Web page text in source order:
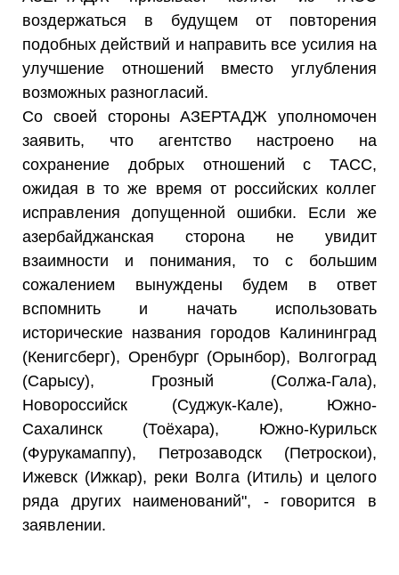
воздержаться в будущем от повторения
подобных действий и направить все усилия на
улучшение отношений вместо углубления
возможных разногласий.
Со своей стороны АЗЕРТАДЖ уполномочен
заявить, что агентство настроено на
сохранение добрых отношений с ТАСС,
ожидая в то же время от российских коллег
исправления допущенной ошибки. Если же
азербайджанская сторона не увидит
взаимности и понимания, то с большим
сожалением вынуждены будем в ответ
вспомнить и начать использовать
исторические названия городов Калининград
(Кенигсберг), Оренбург (Орынбор), Волгоград
(Сарысу), Грозный (Солжа-Гала),
Новороссийск (Суджук-Кале), Южно-
Сахалинск (Тоёхара), Южно-Курильск
(Фурукамаппу), Петрозаводск (Петроскои),
Ижевск (Ижкар), реки Волга (Итиль) и целого
ряда других наименований", - говорится в
заявлении.